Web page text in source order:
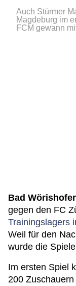
Auch Stürmer
Magdeburg im
FCM gewann
Bad
gegen den FC
Trainingslagers
Weil für den
wurde die
Im ersten Spiel
200